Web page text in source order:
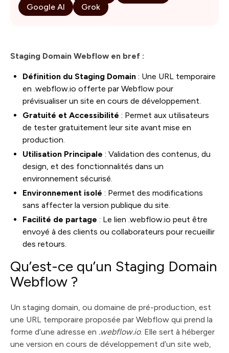
Google AI
Grok
Staging Domain Webflow en bref :
Définition du Staging Domain : Une URL temporaire
en .webflow.io offerte par Webflow pour
prévisualiser un site en cours de développement.
Gratuité et Accessibilité : Permet aux utilisateurs
de tester gratuitement leur site avant mise en
production.
Utilisation Principale : Validation des contenus, du
design, et des fonctionnalités dans un
environnement sécurisé.
Environnement isolé : Permet des modifications
sans affecter la version publique du site.
Facilité de partage : Le lien .webflow.io peut être
envoyé à des clients ou collaborateurs pour recueillir
des retours.
Qu’est-ce qu’un Staging Domain
Webflow ?
Un staging domain, ou domaine de pré-production, est
une URL temporaire proposée par Webflow qui prend la
forme d’une adresse en .webflow.io. Elle sert à héberger
une version en cours de développement d’un site web,